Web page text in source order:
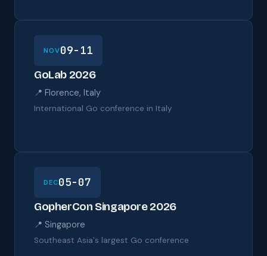
NOV09-11
GoLab 2026
📍 Florence, Italy
International Go conference in Italy
DEC05-07
GopherCon Singapore 2026
📍 Singapore
Southeast Asia's largest Go conference